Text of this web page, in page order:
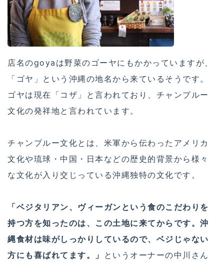
店名のgoyaは野菜のゴーヤにもかかっていますが、
「ゴヤ」という沖縄の地名から来ているそうです。
ゴヤは現在「コザ」と言われており、チャンプルー
文化の発祥地と言われています。
チャンプルー文化とは、米軍から伝わったアメリカ
文化や琉球・中国・日本などの歴史的背景から様々
な文化が入り交じっている沖縄独特の文化です。
「ベジタリアン、ヴィーガンという食のこだわりを
持つ方を知ったのは、この土地に来てからです。沖
縄食材は味がしっかりしているので、ベジじゃない
方にも喜ばれてます。」 というオーナーの中川さん